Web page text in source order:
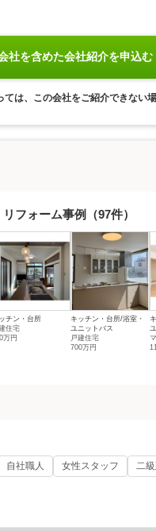
社を含めた会社紹介を申込む
は、この会社をご紹介できない場
リフォーム事例 （97件）
チン・台所
住宅
万円
キッチン・台所/浴室・
ユニットバス
戸建住宅
700万円
自社職人 女性スタッフ 二